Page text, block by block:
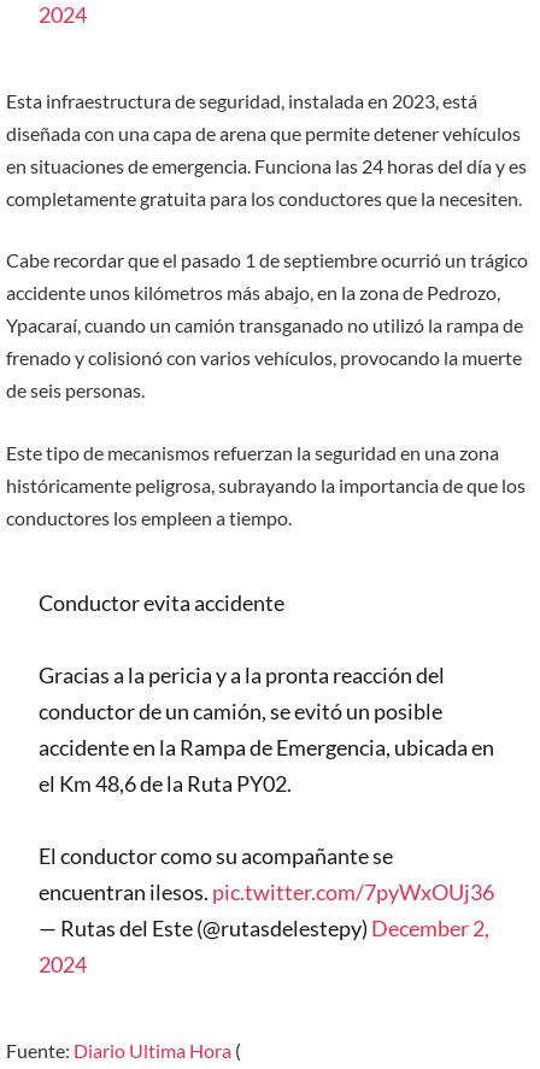
2024
Esta infraestructura de seguridad, instalada en 2023, está
diseñada con una capa de arena que permite detener vehículos
en situaciones de emergencia. Funciona las 24 horas del día y es
completamente gratuita para los conductores que la necesiten.
Cabe recordar que el pasado 1 de septiembre ocurrió un trágico
accidente unos kilómetros más abajo, en la zona de Pedrozo,
Ypacaraí, cuando un camión transganado no utilizó la rampa de
frenado y colisionó con varios vehículos, provocando la muerte
de seis personas.
Este tipo de mecanismos refuerzan la seguridad en una zona
históricamente peligrosa, subrayando la importancia de que los
conductores los empleen a tiempo.
Conductor evita accidente
Gracias a la pericia y a la pronta reacción del
conductor de un camión, se evitó un posible
accidente en la Rampa de Emergencia, ubicada en
el Km 48,6 de la Ruta PY02.
El conductor como su acompañante se
encuentran ilesos. pic.twitter.com/7pyWxOUj36
— Rutas del Este (@rutasdelestepy) December 2,
2024
Fuente: Diario Ultima Hora (